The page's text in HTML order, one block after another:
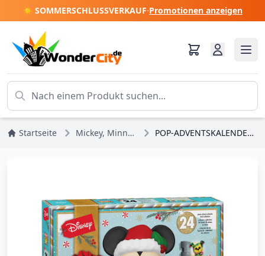
☀️ SOMMERSCHLUSSVERKAUF·Promotionen anzeigen
Startseite Mickey, Minnie, Pluto, Goofy POP-ADVENTSKALENDER – DISNEY-KLASSIKER